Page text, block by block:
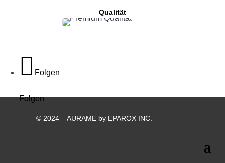
Qualität
Folgen
Folgen
© 2024 – AURAME by EPAROX INC.